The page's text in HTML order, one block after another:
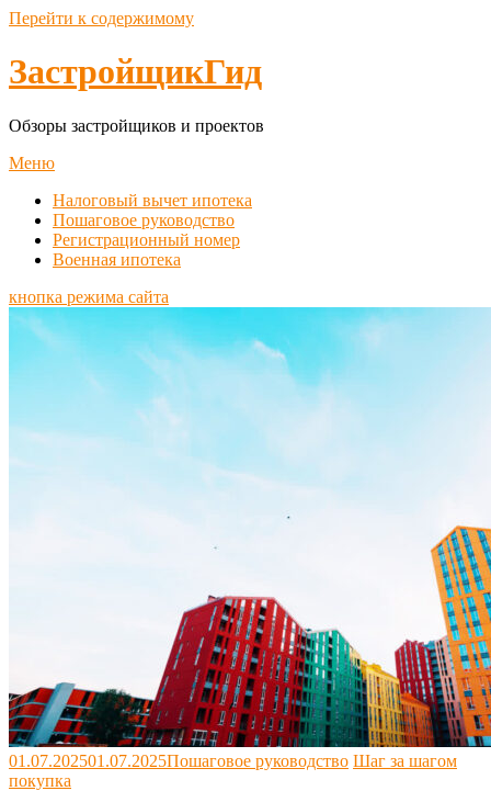
Перейти к содержимому
ЗастройщикГид
Обзоры застройщиков и проектов
Меню
Налоговый вычет ипотека
Пошаговое руководство
Регистрационный номер
Военная ипотека
кнопка режима сайта
01.07.202501.07.2025Пошаговое руководство Шаг за шагом
покупка